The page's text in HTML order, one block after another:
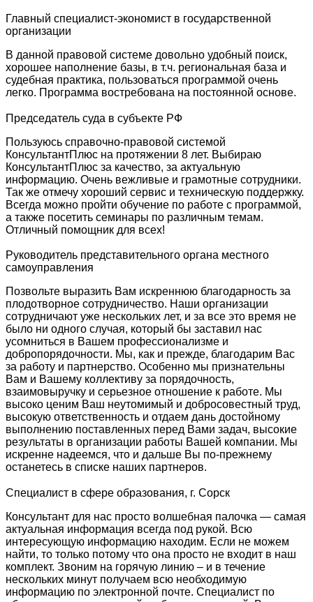
Главный специалист-экономист в государственной
организации
В данной правовой системе довольно удобный поиск,
хорошее наполнение базы, в т.ч. региональная база и
судебная практика, пользоваться программой очень
легко. Программа востребована на постоянной основе.
Председатель суда в субъекте РФ
Пользуюсь справочно-правовой системой
КонсультантПлюс на протяжении 8 лет. Выбираю
КонсультантПлюс за качество, за актуальную
информацию. Очень вежливые и грамотные сотрудники.
Так же отмечу хороший сервис и техническую поддержку.
Всегда можно пройти обучение по работе с программой,
а также посетить семинары по различным темам.
Отличный помощник для всех!
Руководитель представительного органа местного
самоуправления
Позвольте выразить Вам искреннюю благодарность за
плодотворное сотрудничество. Наши организации
сотрудничают уже нескольких лет, и за все это время не
было ни одного случая, который бы заставил нас
усомниться в Вашем профессионализме и
добропорядочности. Мы, как и прежде, благодарим Вас
за работу и партнерство. Особенно мы признательны
Вам и Вашему коллективу за порядочность,
взаимовыручку и серьезное отношение к работе. Мы
высоко ценим Ваш неутомимый и добросовестный труд,
высокую ответственность и отдаем дань достойному
выполнению поставленных перед Вами задач, высокие
результаты в организации работы Вашей компании. Мы
искренне надеемся, что и дальше Вы по-прежнему
останетесь в списке наших партнеров.
Специалист в сфере образования, г. Сорск
Консультант для нас просто волшебная палочка — самая
актуальная информация всегда под рукой. Всю
интересующую информацию находим. Если не можем
найти, то только потому что она просто не входит в наш
комплект. Звоним на горячую линию – и в течение
нескольких минут получаем всю необходимую
информацию по электронной почте. Специалист по